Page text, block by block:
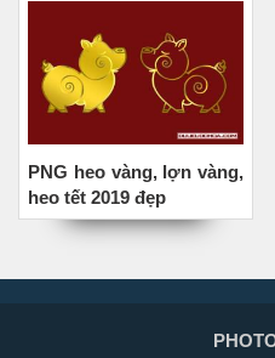
PNG heo vàng, lợn vàng,
heo tết 2019 đẹp